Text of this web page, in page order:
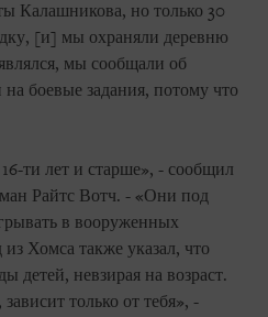
Калашникова, но только 30
[и] мы охраняли деревню
мы сообщали об
боевые задания, потому что
ти лет и старше», - сообщил
Райтс Вотч. - «Они под
в вооруженных
Хомса также указал, что
детей, невзирая на возраст.
только от тебя», -